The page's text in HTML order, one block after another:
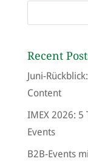
Recent
Juni-
Content
IMEX 2026: 5
Events
B2B-Events